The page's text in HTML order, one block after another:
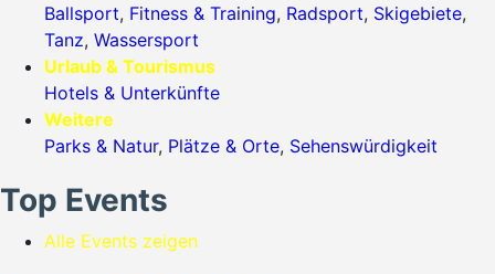
Ballsport, Fitness & Training, Radsport, Skigebiete,
Tanz, Wassersport
Urlaub & Tourismus
Hotels & Unterkünfte
Weitere
Parks & Natur, Plätze & Orte, Sehenswürdigkeit
Top Events
Alle Events zeigen